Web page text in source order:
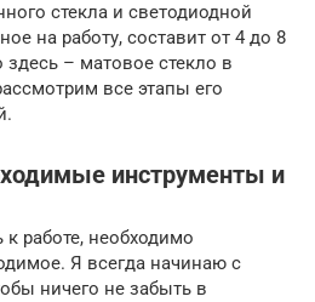
стекла и светодиодной
на работу, составит от 4 до 8
– матовое стекло в
все этапы его
инструменты и
работе, необходимо
Я всегда начинаю с
ничего не забыть в